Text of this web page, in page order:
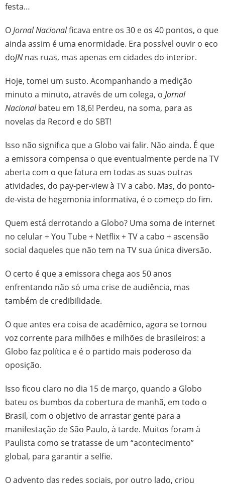
festa…
OJornal Nacionalficava entre os 30 e os 40 pontos, o que
ainda assim é uma enormidade. Era possível ouvir o eco
doJNnas ruas, mas apenas em cidades do interior.
Hoje, tomei um susto. Acompanhando a medição
minuto a minuto, através de um colega, o Jornal
Nacionalbateu em 18,6! Perdeu, na soma, para as
novelas da Record e do SBT!
Isso não significa que a Globo vai falir. Não ainda. É que
a emissora compensa o que eventualmente perde na TV
aberta com o que fatura em todas as suas outras
atividades, do pay-per-view à TV a cabo. Mas, do ponto-
de-vista de hegemonia informativa, é o começo do fim.
Quem está derrotando a Globo? Uma soma de internet
no celular + You Tube + Netflix + TV a cabo + ascensão
social daqueles que não tem na TV sua única diversão.
O certo é que a emissora chega aos 50 anos
enfrentando não só uma crise de audiência, mas
também de credibilidade.
O que antes era coisa de acadêmico, agora se tornou
voz corrente para milhões e milhões de brasileiros: a
Globo faz política e é o partido mais poderoso da
oposição.
Isso ficou claro no dia 15 de março, quando a Globo
bateu os bumbos da cobertura de manhã, em todo o
Brasil, com o objetivo de arrastar gente para a
manifestação de São Paulo, à tarde. Muitos foram à
Paulista como se tratasse de um “acontecimento”
global, para garantir a selfie.
O advento das redes sociais, por outro lado, criou